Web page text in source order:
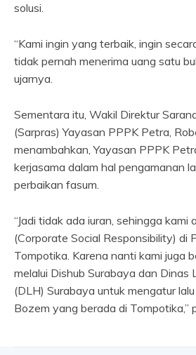
solusi.
“Kami ingin yang terbaik, ingin
tidak pernah menerima uang satu
ujarnya.
Sementara itu, Wakil Direktur
(Sarpras) Yayasan PPPK Petra,
menambahkan, Yayasan PPPK
kerjasama dalam hal pengamanan
perbaikan fasum.
“Jadi tidak ada iuran, sehingga kami
(Corporate Social Responsibility) di
Tompotika. Karena nanti kami juga
melalui Dishub Surabaya dan Dinas
(DLH) Surabaya untuk mengatur
Bozem yang berada di Tompotika,”